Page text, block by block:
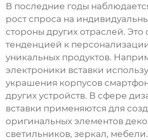
В последние годы
рост спроса на
стороны других отраслей. Это
тенденцией к
уникальных продуктов.
электроники вставки
украшения корпусов
других устройств. В сфере
вставки применяются для
оригинальных элементов
светильников, зеркал, мебели.